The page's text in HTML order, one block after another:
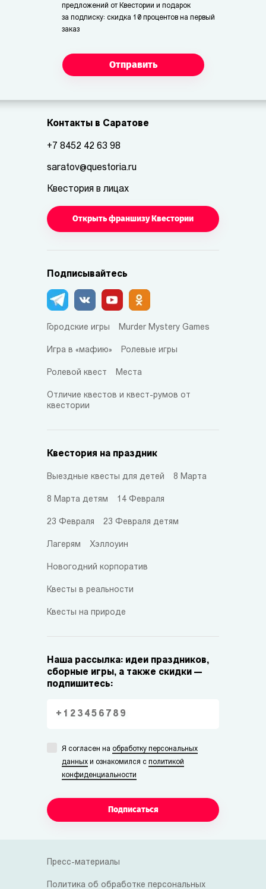
предложений от Квестории и подарок
за подписку: скидка 10 процентов на первый
заказ
Отправить
Контакты в Саратове
+7 8452 42 63 98
saratov@questoria.ru
Квестория в лицах
Открыть франшизу Квестории
Подписывайтесь
Городские игры Murder Mystery Games
Игра в «мафию» Ролевые игры
Ролевой квест Места
Отличие квестов и квест-румов от
квестории
Квестория на праздник
Выездные квесты для детей 8 Марта
8 Марта детям 14 Февраля
23 Февраля 23 Февраля детям
Лагерям Хэллоуин
Новогодний корпоратив
Квесты в реальности
Квесты на природе
Наша рассылка: идеи праздников,
сборные игры, а также скидки —
подпишитесь:
Я согласен на обработку персональных
данных и ознакомился с политикой
конфиденциальности
Подписаться
Пресс-материалы
Политика об обработке персональных